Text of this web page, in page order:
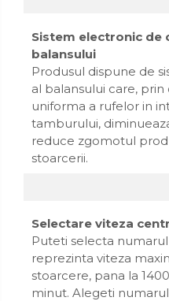
Sistem electronic de
balansului
Produsul dispune de
al balansului care, prin
uniforma a rufelor in
tamburului,
reduce zgomotul
stoarcerii.
Selectare viteza
Puteti selecta
reprezinta viteza
stoarcere, pana la
minut. Alegeti